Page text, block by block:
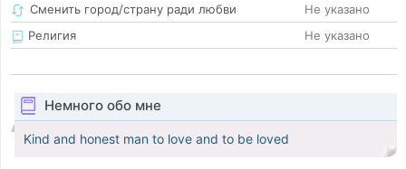
Сменить город/страну ради любви
Не указано
Религия
Не указано
Немного обо мне
Kind and honest man to love and to be loved